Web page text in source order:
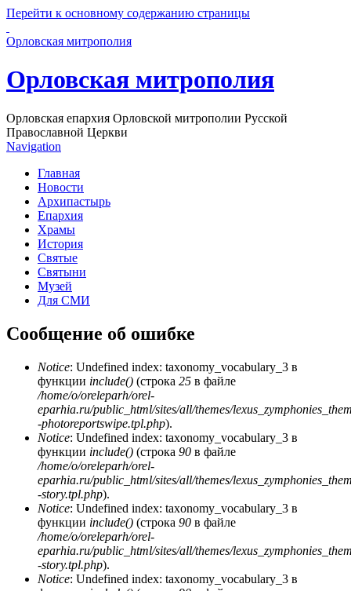
Перейти к основному содержанию страницы
Орловская митрополия
Орловская митрополия
Орловская епархия Орловской митрополии Русской
Православной Церкви
Navigation
Главная
Новости
Архипастырь
Епархия
Храмы
История
Святые
Святыни
Музей
Для СМИ
Сообщение об ошибке
Notice: Undefined index: taxonomy_vocabulary_3 в
функции include() (строка 25 в файле
/home/o/oreleparh/orel-
eparhia.ru/public_html/sites/all/themes/
-photoreportswipe.tpl.php).
Notice: Undefined index: taxonomy_vocabulary_3 в
функции include() (строка 90 в файле
/home/o/oreleparh/orel-
eparhia.ru/public_html/sites/all/themes/
-story.tpl.php).
Notice: Undefined index: taxonomy_vocabulary_3 в
функции include() (строка 90 в файле
/home/o/oreleparh/orel-
eparhia.ru/public_html/sites/all/themes/
-story.tpl.php).
Notice: Undefined index: taxonomy_vocabulary_3 в